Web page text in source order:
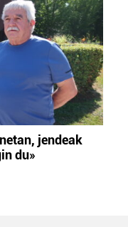
jendeak
du»